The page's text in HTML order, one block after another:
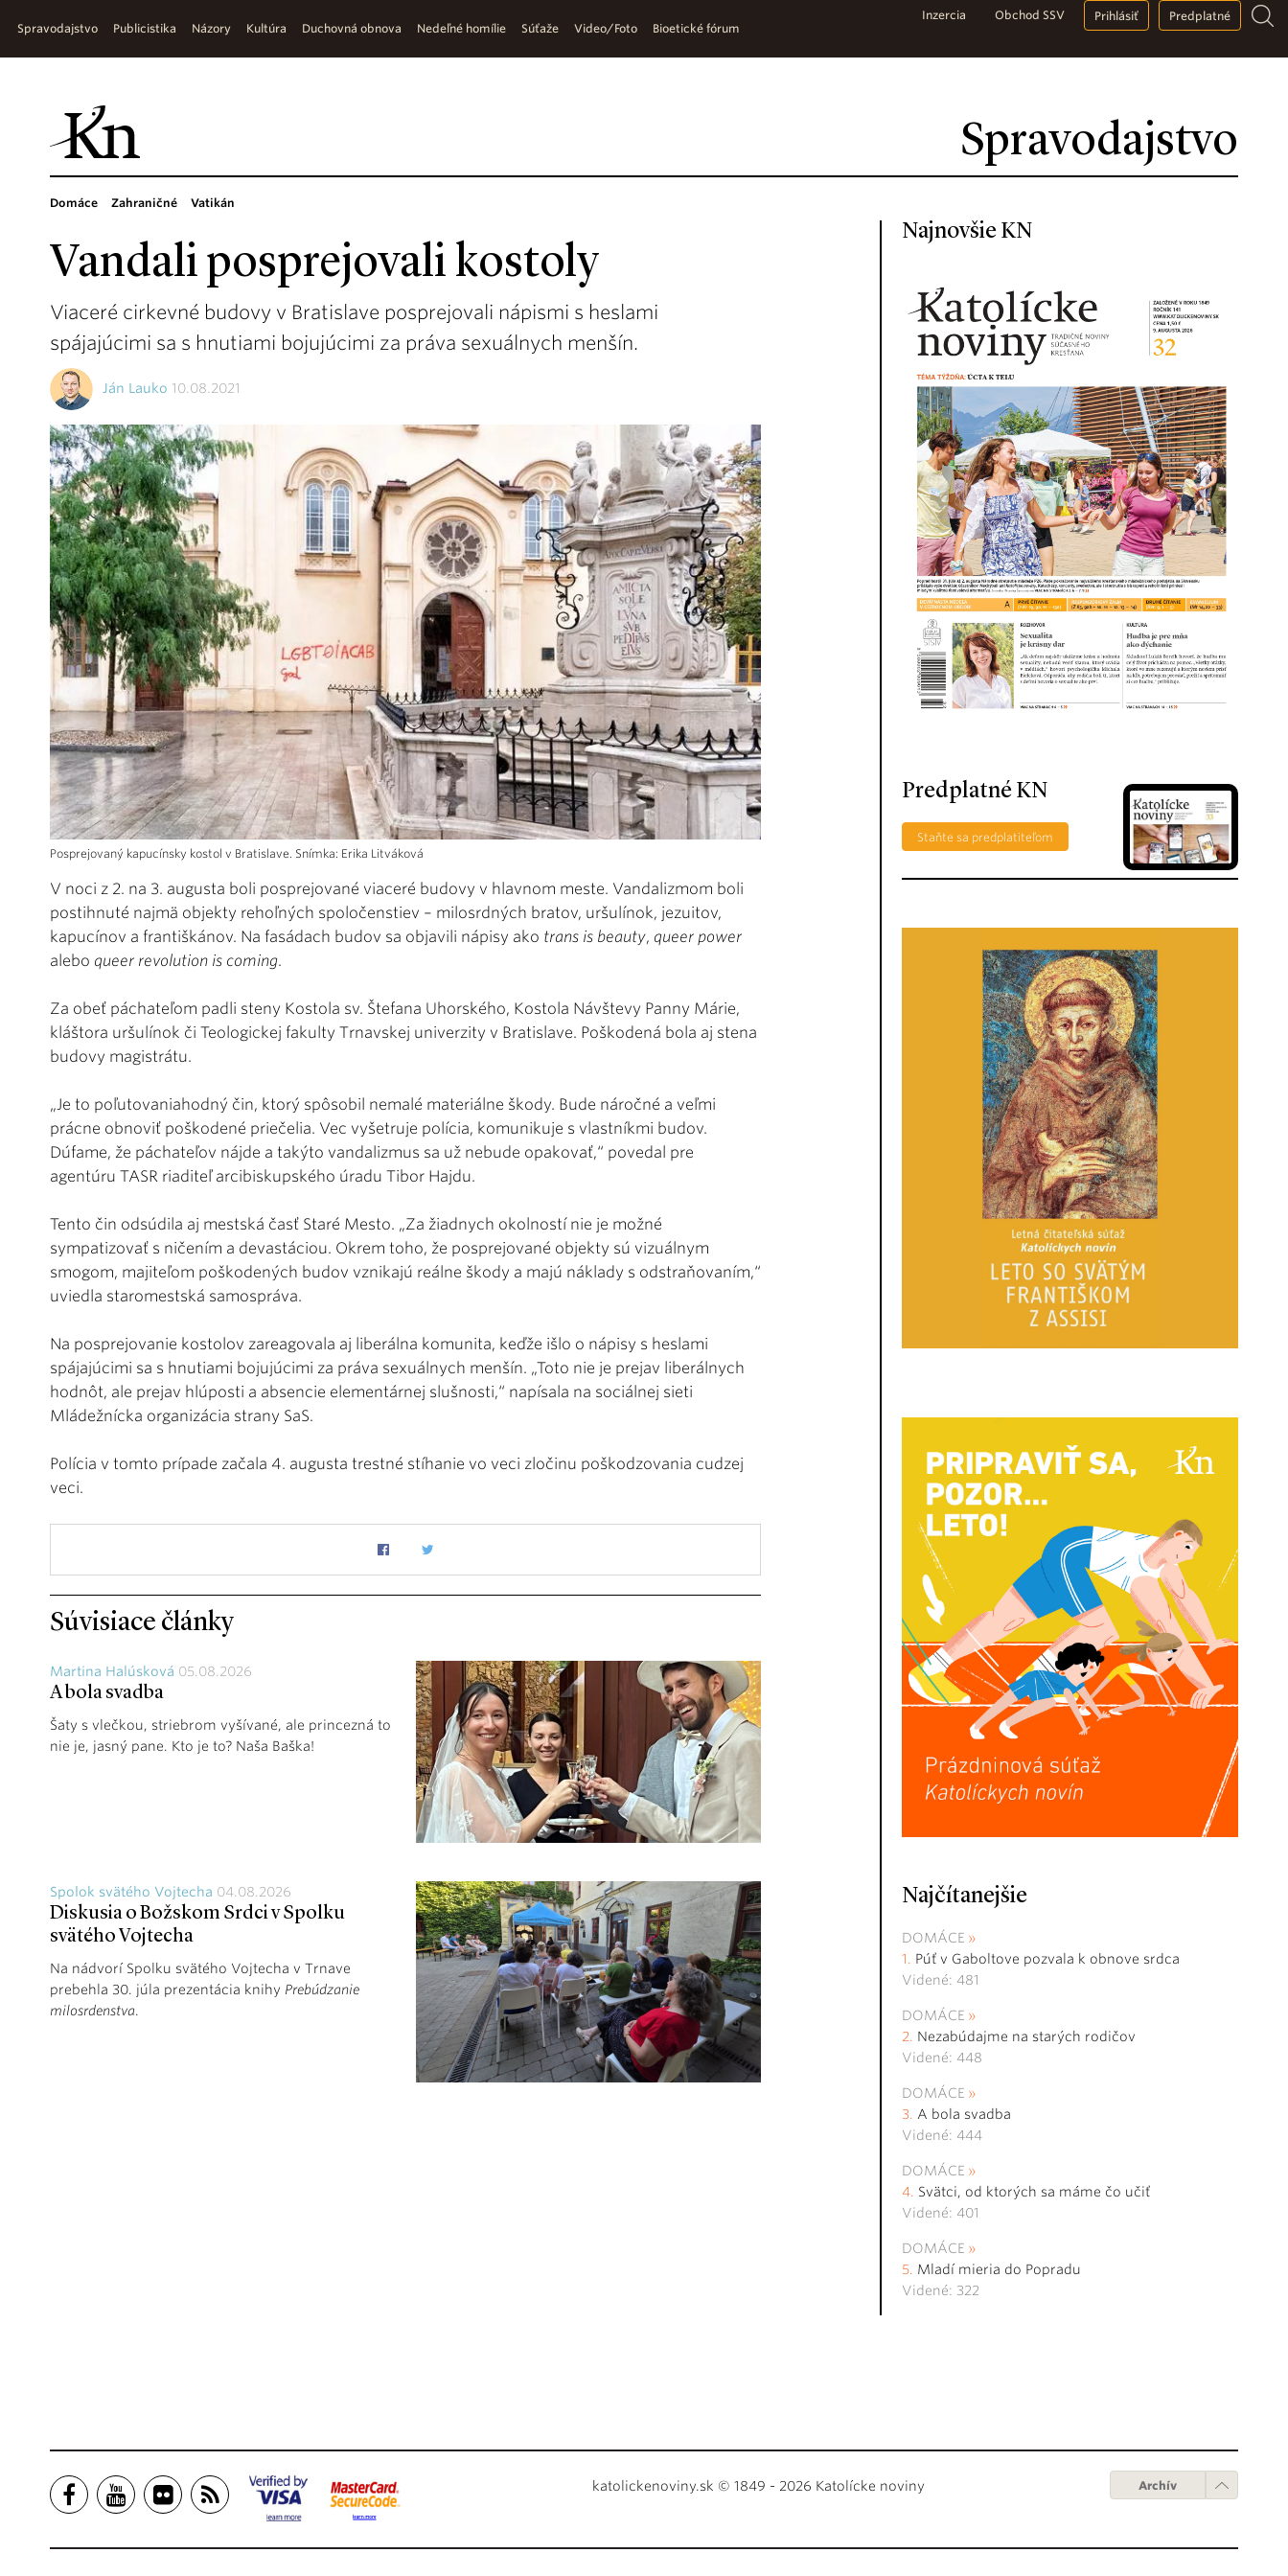
Spravodajstvo
Spravodajstvo Publicistika Názory Kultúra Duchovná obnova Nedeľné homílie Súťaže Video/Foto Bioetické fórum
Inzercia Obchod SSV Prihlásiť Predplatné
Domáce Zahraničné Vatikán
Vandali posprejovali kostoly
Viaceré cirkevné budovy v Bratislave posprejovali nápismi s heslami
spájajúcimi sa s hnutiami bojujúcimi za práva sexuálnych menšín.
Ján Lauko 10.08.2021
Posprejovaný kapucínsky kostol v Bratislave. Snímka: Erika Litváková
V noci z 2. na 3. augusta boli posprejované viaceré budovy v hlavnom meste. Vandalizmom boli
postihnuté najmä objekty rehoľných spoločenstiev – milosrdných bratov, uršulínok, jezuitov,
kapucínov a františkánov. Na fasádach budov sa objavili nápisy ako trans is beauty, queer power
alebo queer revolution is coming.
Za obeť páchateľom padli steny Kostola sv. Štefana Uhorského, Kostola Návštevy Panny Márie,
kláštora uršulínok či Teologickej fakulty Trnavskej univerzity v Bratislave. Poškodená bola aj stena
budovy magistrátu.
„Je to poľutovaniahodný čin, ktorý spôsobil nemalé materiálne škody. Bude náročné a veľmi
prácne obnoviť poškodené priečelia. Vec vyšetruje polícia, komunikuje s vlastníkmi budov.
Dúfame, že páchateľov nájde a takýto vandalizmus sa už nebude opakovať,“ povedal pre
agentúru TASR riaditeľ arcibiskupského úradu Tibor Hajdu.
Tento čin odsúdila aj mestská časť Staré Mesto. „Za žiadnych okolností nie je možné
sympatizovať s ničením a devastáciou. Okrem toho, že posprejované objekty sú vizuálnym
smogom, majiteľom poškodených budov vznikajú reálne škody a majú náklady s odstraňovaním,“
uviedla staromestská samospráva.
Na posprejovanie kostolov zareagovala aj liberálna komunita, keďže išlo o nápisy s heslami
spájajúcimi sa s hnutiami bojujúcimi za práva sexuálnych menšín. „Toto nie je prejav liberálnych
hodnôt, ale prejav hlúposti a absencie elementárnej slušnosti,“ napísala na sociálnej sieti
Mládežnícka organizácia strany SaS.
Polícia v tomto prípade začala 4. augusta trestné stíhanie vo veci zločinu poškodzovania cudzej
veci.
Súvisiace články
Martina Halúsková 05.08.2026
A bola svadba
Šaty s vlečkou, striebrom vyšívané, ale princezná to
nie je, jasný pane. Kto je to? Naša Baška!
Spolok svätého Vojtecha 04.08.2026
Diskusia o Božskom Srdci v Spolku
svätého Vojtecha
Na nádvorí Spolku svätého Vojtecha v Trnave
prebehla 30. júla prezentácia knihy Prebúdzanie
milosrdenstva.
Najnovšie KN
Predplatné KN
Staňte sa predplatiteľom
Najčítanejšie
DOMÁCE
Púť v Gaboltove pozvala k obnove srdca
Videné: 481
DOMÁCE
Nezabúdajme na starých rodičov
Videné: 448
DOMÁCE
A bola svadba
Videné: 444
DOMÁCE
Svätci, od ktorých sa máme čo učiť
Videné: 401
DOMÁCE
Mladí mieria do Popradu
Videné: 322
katolickenoviny.sk © 1849 - 2026 Katolícke noviny Archív